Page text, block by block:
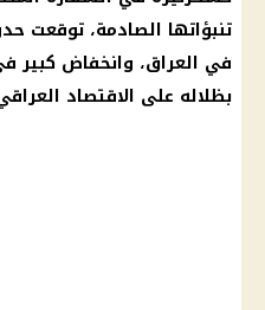
تنبؤاتها الصادمة، توقعت
في العراق، وانخفاض كبير
بظلاله على الاقتصاد